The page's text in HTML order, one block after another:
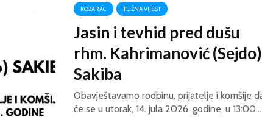
KOZARAC TUŽNA VIJEST
Jasin i tevhid pred dušu
rhm. Kahrimanović (Sejdo)
Sakiba
Obavještavamo rodbinu, prijatelje i komšije
će se u utorak, 14. jula 2026. godine, u 13:00...